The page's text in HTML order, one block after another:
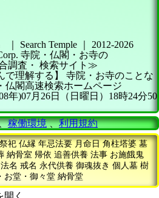
｜ Search Temple
2012-2026
寺院・仏閣・お寺の
調査・ 検索サイト≫
で理解する】
寺院・お寺のことな
仏閣高速検索ホームページ
年)07月26日（日曜日）18時24分50
稼働環境、利用規約
祀 仏縁 年忌法要 月命日 角柱塔婆 墓
納骨室 帰依 追善供養 法事 お施餓鬼
名 戒名 永代供養 御魂抜き 個人墓 樹
お堂・御々堂 納骨堂
く